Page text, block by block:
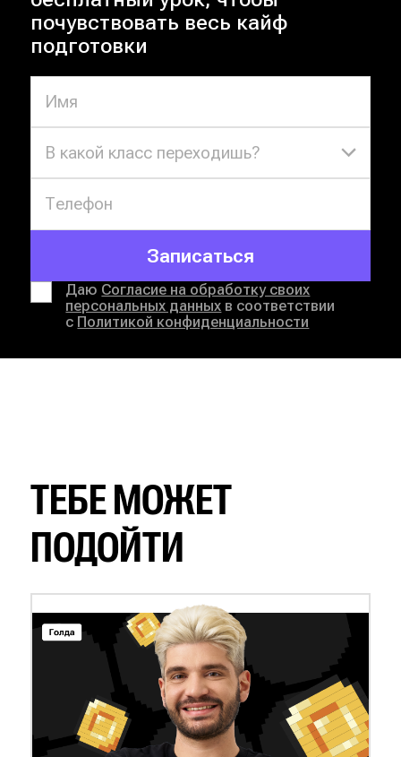
В какой класс переходишь?
Записаться
Даю Согласие на обработку своих
персональных данных в соответствии
с Политикой конфиденциальности
почувствовать весь кайф
подготовки
ТЕБЕ МОЖЕТ
ПОДОЙТИ